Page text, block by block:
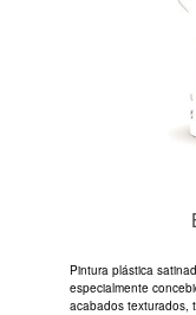
Pintura plástica
especialmente
acabados texturados,